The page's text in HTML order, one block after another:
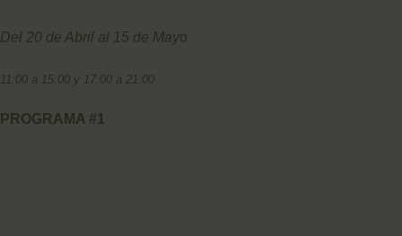
Del 20 de Abril al 15 de Mayo
11:00 a 15:00 y 17:00 a 21:00
PROGRAMA #1